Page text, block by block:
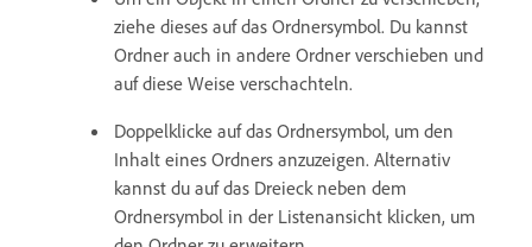
ziehe dieses auf das Ordnersymbol. Du kannst
Ordner auch in andere Ordner verschieben und
auf diese Weise verschachteln.
Doppelklicke auf das Ordnersymbol, um den
Inhalt eines Ordners anzuzeigen. Alternativ
kannst du auf das Dreieck neben dem
Ordnersymbol in der Listenansicht klicken, um